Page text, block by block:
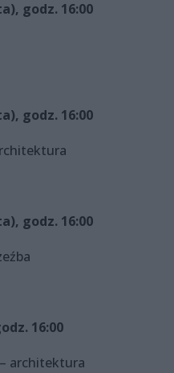
godz. 16:00
godz. 16:00
godz. 16:00
16:00
architektura